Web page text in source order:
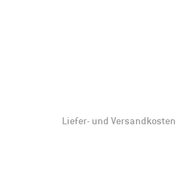
Liefer- und Versandkosten